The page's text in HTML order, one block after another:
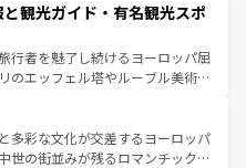
、忘れられない旅をしてみよう！
報は
、情熱的なフラメンコ、熱気あふ
いタパスが生活の一部となってい
練された雰囲気や、バルセロナの
、地方では古代ローマ遺跡や中世
や気候が異なるスペインはその個
性で訪れる人を魅了する。 なお、新着のスペイン情報は コ
ほしい。
観光ガイド・有名観光スポ
行者を魅了し続けるヨーロッパ屈
のエッフェル塔やルーブル美術館
ている。華麗な宮殿、歴史的な大
して豊かな自然が、訪れる者を心
ランスは美食の国としても知ら
多彩な文化が交差するヨーロッパ
世の街並みが残るロマンチック街